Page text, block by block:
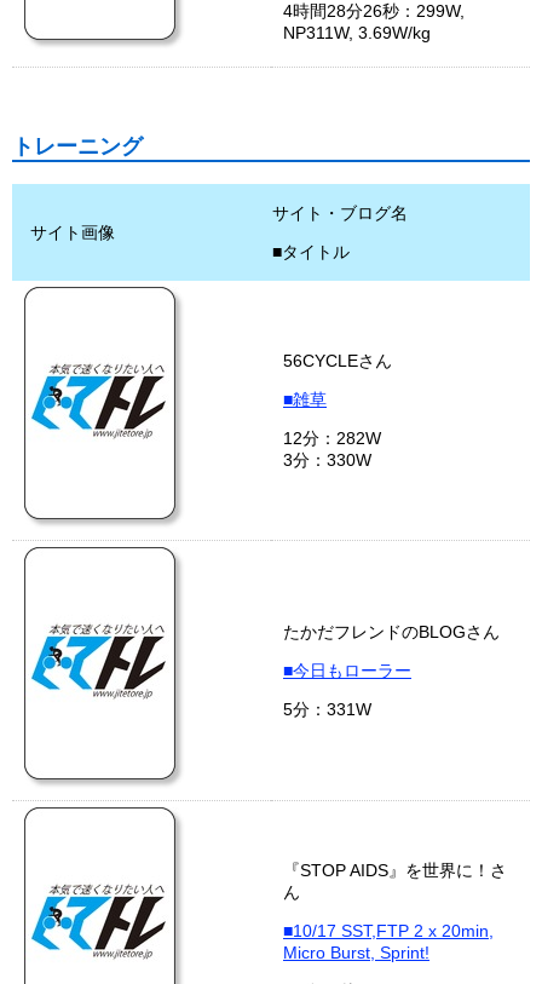
4時間28分26秒：299W,
NP311W, 3.69W/kg
トレーニング
サイト画像
サイト・ブログ名
■タイトル
56CYCLEさん
■雑草
12分：282W
3分：330W
たかだフレンドのBLOGさん
■今日もローラー
5分：331W
『STOP AIDS』を世界に！さ
ん
■10/17 SST,FTP 2 x 20min,
Micro Burst, Sprint!